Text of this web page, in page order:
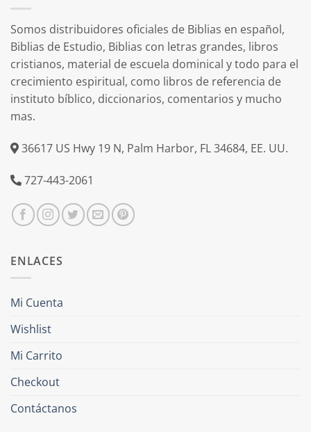
Somos distribuidores oficiales de Biblias en español,
Biblias de Estudio, Biblias con letras grandes, libros
cristianos, material de escuela dominical y todo para el
crecimiento espiritual, como libros de referencia de
instituto bíblico, diccionarios, comentarios y mucho
mas.
36617 US Hwy 19 N, Palm Harbor, FL 34684, EE. UU.
727-443-2061
ENLACES
Mi Cuenta
Wishlist
Mi Carrito
Checkout
Contáctanos